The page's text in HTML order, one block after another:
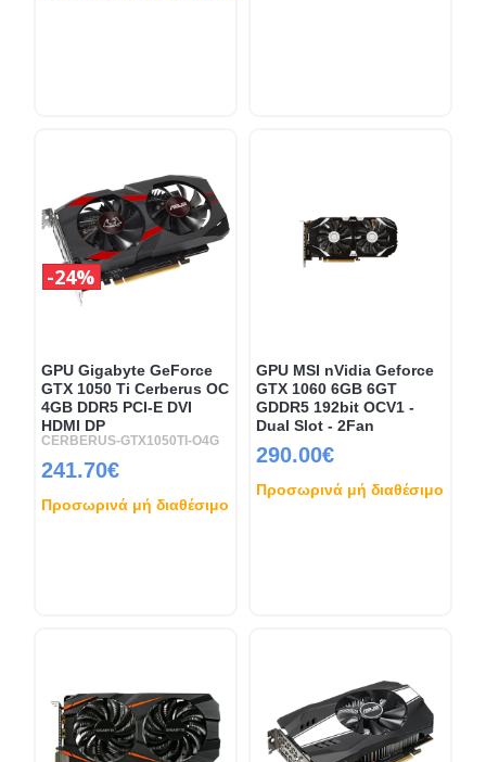
GPU Gigabyte GeForce
GTX 1050 Ti Cerberus OC
4GB DDR5 PCI-E DVI
HDMI DP
CERBERUS-GTX1050TI-O4G
241.70€
24%
Προσωρινά μή διαθέσιμο
GPU MSI nVidia Geforce
GTX 1060 6GB 6GT
GDDR5 192bit OCV1 -
Dual Slot - 2Fan
290.00€
Προσωρινά μή διαθέσιμο